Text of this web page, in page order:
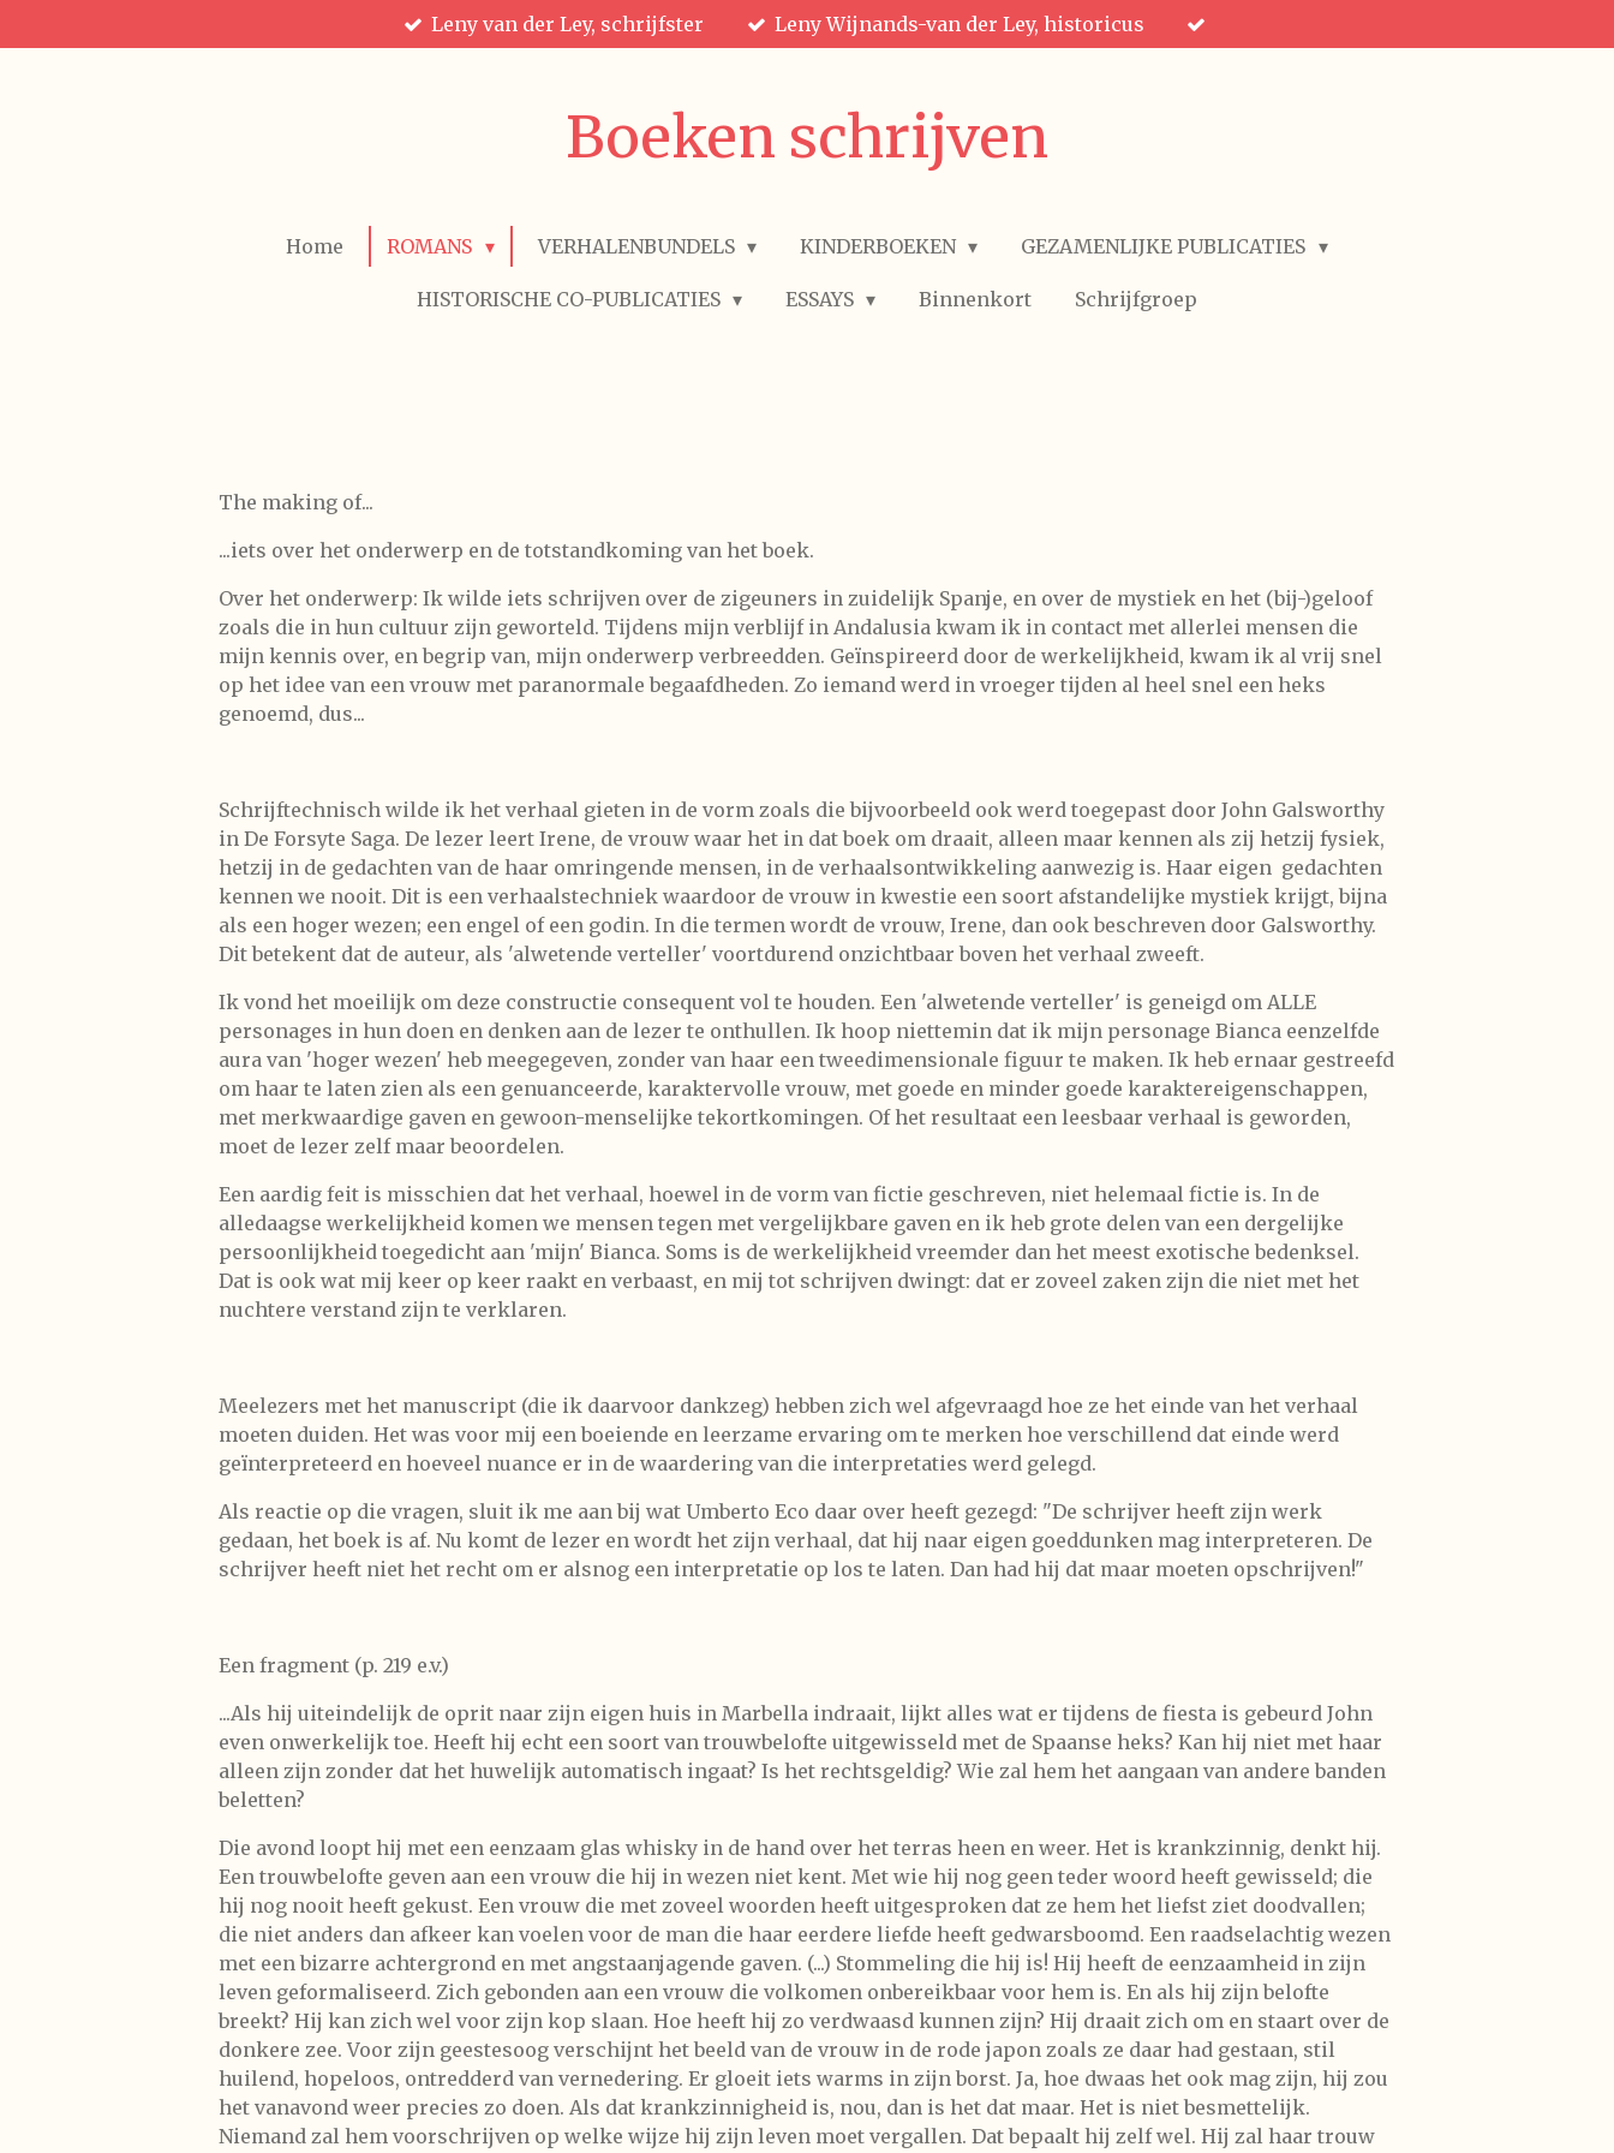
direct
Leny van der Ley, schrijfster Leny Wijnands-van der Ley, historicus
Boeken schrijven
Home ROMANS VERHALENBUNDELS KINDERBOEKEN GEZAMENLIJKE PUBLICATIES
HISTORISCHE CO-PUBLICATIES ESSAYS Binnenkort Schrijfgroep
The making of...
...iets over het onderwerp en de totstandkoming van het boek.
Over het onderwerp: Ik wilde iets schrijven over de zigeuners in zuidelijk Spanje, en over de mystiek en het (bij-)geloof
zoals die in hun cultuur zijn geworteld. Tijdens mijn verblijf in Andalusia kwam ik in contact met allerlei mensen die
mijn kennis over, en begrip van, mijn onderwerp verbreedden. Geïnspireerd door de werkelijkheid, kwam ik al vrij snel
op het idee van een vrouw met paranormale begaafdheden. Zo iemand werd in vroeger tijden al heel snel een heks
genoemd, dus...
Schrijftechnisch wilde ik het verhaal gieten in de vorm zoals die bijvoorbeeld ook werd toegepast door John Galsworthy
in De Forsyte Saga. De lezer leert Irene, de vrouw waar het in dat boek om draait, alleen maar kennen als zij hetzij fysiek,
hetzij in de gedachten van de haar omringende mensen, in de verhaalsontwikkeling aanwezig is. Haar eigen gedachten
kennen we nooit. Dit is een verhaalstechniek waardoor de vrouw in kwestie een soort afstandelijke mystiek krijgt, bijna
als een hoger wezen; een engel of een godin. In die termen wordt de vrouw, Irene, dan ook beschreven door Galsworthy.
Dit betekent dat de auteur, als 'alwetende verteller' voortdurend onzichtbaar boven het verhaal zweeft.
Ik vond het moeilijk om deze constructie consequent vol te houden. Een 'alwetende verteller' is geneigd om ALLE
personages in hun doen en denken aan de lezer te onthullen. Ik hoop niettemin dat ik mijn personage Bianca eenzelfde
aura van 'hoger wezen' heb meegegeven, zonder van haar een tweedimensionale figuur te maken. Ik heb ernaar gestreefd
om haar te laten zien als een genuanceerde, karaktervolle vrouw, met goede en minder goede karaktereigenschappen,
met merkwaardige gaven en gewoon-menselijke tekortkomingen. Of het resultaat een leesbaar verhaal is geworden,
moet de lezer zelf maar beoordelen.
Een aardig feit is misschien dat het verhaal, hoewel in de vorm van fictie geschreven, niet helemaal fictie is. In de
alledaagse werkelijkheid komen we mensen tegen met vergelijkbare gaven en ik heb grote delen van een dergelijke
persoonlijkheid toegedicht aan 'mijn' Bianca. Soms is de werkelijkheid vreemder dan het meest exotische bedenksel.
Dat is ook wat mij keer op keer raakt en verbaast, en mij tot schrijven dwingt: dat er zoveel zaken zijn die niet met het
nuchtere verstand zijn te verklaren.
Meelezers met het manuscript (die ik daarvoor dankzeg) hebben zich wel afgevraagd hoe ze het einde van het verhaal
moeten duiden. Het was voor mij een boeiende en leerzame ervaring om te merken hoe verschillend dat einde werd
geïnterpreteerd en hoeveel nuance er in de waardering van die interpretaties werd gelegd.
Als reactie op die vragen, sluit ik me aan bij wat Umberto Eco daar over heeft gezegd: "De schrijver heeft zijn werk
gedaan, het boek is af. Nu komt de lezer en wordt het zijn verhaal, dat hij naar eigen goeddunken mag interpreteren. De
schrijver heeft niet het recht om er alsnog een interpretatie op los te laten. Dan had hij dat maar moeten opschrijven!"
Een fragment (p. 219 e.v.)
...Als hij uiteindelijk de oprit naar zijn eigen huis in Marbella indraait, lijkt alles wat er tijdens de fiesta is gebeurd John
even onwerkelijk toe. Heeft hij echt een soort van trouwbelofte uitgewisseld met de Spaanse heks? Kan hij niet met haar
alleen zijn zonder dat het huwelijk automatisch ingaat? Is het rechtsgeldig? Wie zal hem het aangaan van andere banden
beletten?
Die avond loopt hij met een eenzaam glas whisky in de hand over het terras heen en weer. Het is krankzinnig, denkt hij.
Een trouwbelofte geven aan een vrouw die hij in wezen niet kent. Met wie hij nog geen teder woord heeft gewisseld; die
hij nog nooit heeft gekust. Een vrouw die met zoveel woorden heeft uitgesproken dat ze hem het liefst ziet doodvallen;
die niet anders dan afkeer kan voelen voor de man die haar eerdere liefde heeft gedwarsboomd. Een raadselachtig wezen
met een bizarre achtergrond en met angstaanjagende gaven. (...) Stommeling die hij is! Hij heeft de eenzaamheid in zijn
leven geformaliseerd. Zich gebonden aan een vrouw die volkomen onbereikbaar voor hem is. En als hij zijn belofte
breekt? Hij kan zich wel voor zijn kop slaan. Hoe heeft hij zo verdwaasd kunnen zijn? Hij draait zich om en staart over de
donkere zee. Voor zijn geestesoog verschijnt het beeld van de vrouw in de rode japon zoals ze daar had gestaan, stil
huilend, hopeloos, ontredderd van vernedering. Er gloeit iets warms in zijn borst. Ja, hoe dwaas het ook mag zijn, hij zou
het vanavond weer precies zo doen. Als dat krankzinnigheid is, nou, dan is het dat maar. Het is niet besmettelijk.
Niemand zal hem voorschrijven op welke wijze hij zijn leven moet vergallen. Dat bepaalt hij zelf wel. Hij zal haar trouw